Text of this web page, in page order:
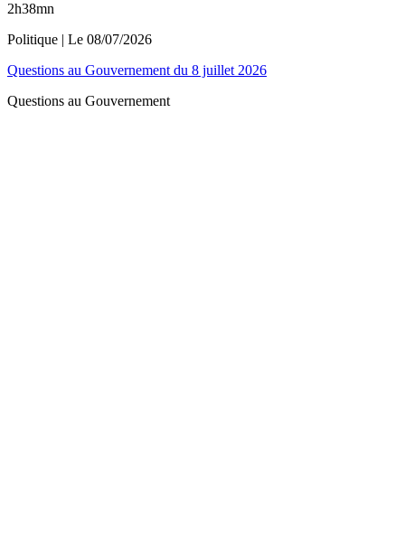
2h38mn
Politique | Le 08/07/2026
Questions au Gouvernement du 8 juillet 2026
Questions au Gouvernement